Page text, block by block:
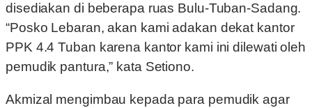
disediakan di beberapa ruas Bulu-Tuban-Sadang.
“Posko Lebaran, akan kami adakan dekat kantor
PPK 4.4 Tuban karena kantor kami ini dilewati oleh
pemudik pantura,” kata Setiono.
Akmizal mengimbau kepada para pemudik agar